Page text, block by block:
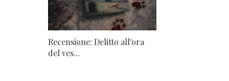
Recensione: Delitto all'ora
del ves...